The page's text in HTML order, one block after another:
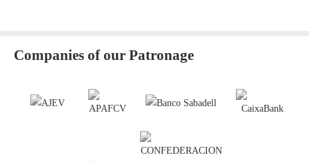
Companies of our Patronage